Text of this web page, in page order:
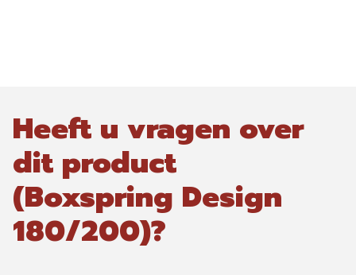
Heeft u vragen over
dit product
(Boxspring Design
180/200)?